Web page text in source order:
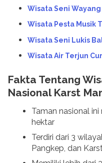
Wisata Seni
Wisata Pesta Musik
Wisata Seni Lukis
Wisata Air Terjun
Fakta Tentang
Nasional Karst
Taman nasional
hektar
Terdiri dari 3
Pangkep, dan